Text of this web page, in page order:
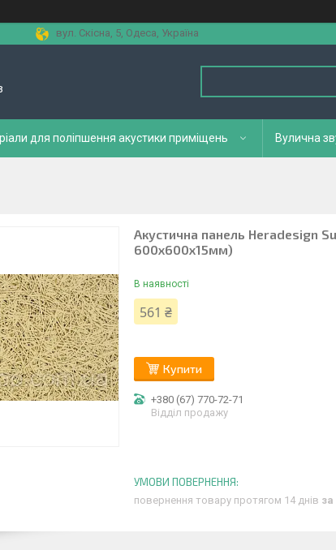
вул. Скісна, 5, Одеса, Україна
для поліпшення акустики приміщень Вулична
Акустична панель Heradesign
600х600х15мм)
В наявності
561 ₴
Купити
+380 (67) 770-72-71
Відділ продажу
повернення товару протягом 14 днів